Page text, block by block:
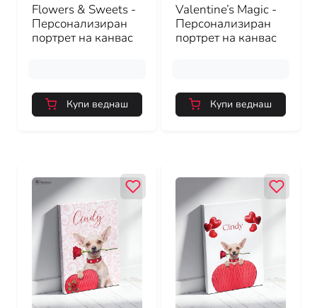
Flowers & Sweets -
Персонализиран
портрет на канвас
Купи веднаш
Valentine’s Magic -
Персонализиран
портрет на канвас
Купи веднаш